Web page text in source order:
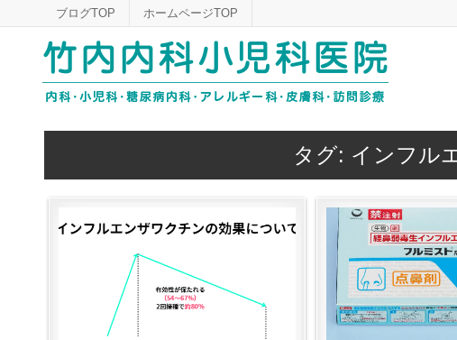
to
ブログTOP ホームページTOP
タグ: インフル